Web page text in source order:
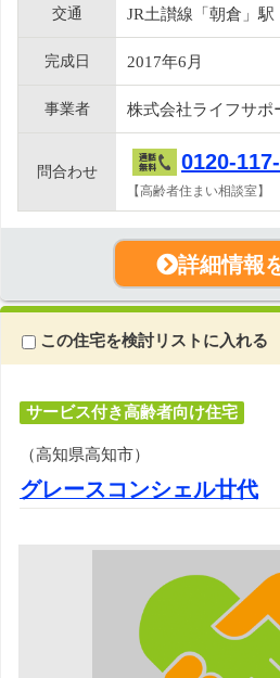
交通 JR土讃線「朝倉」
完成日 2017年6月
事業者 株式会社ライフサポ
問合わせ 0120-
【高齢者住まい相談室】
詳細情報
この住宅を検討リストに入れる
サービス付き高齢者向け住宅
（高知県高知市）
グレースコンシェル廿代